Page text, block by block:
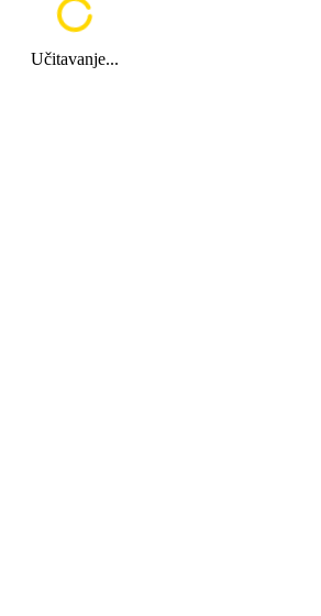
Učitavanje...